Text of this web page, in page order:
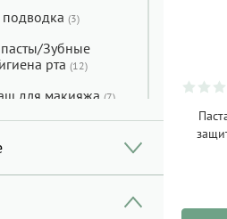
(3)
Зубные
рта (12)
для макияжа (7)
для волос
волос